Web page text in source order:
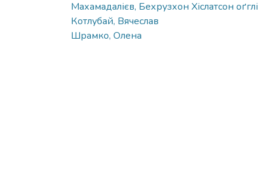
Махамадалієв, Бехрузхон Хіслатсон оґглі
Котлубай, Вячеслав
Шрамко, Олена